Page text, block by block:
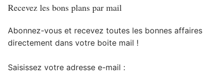
Recevez les bons plans par mail
Abonnez-vous et recevez toutes les bonnes affaires
directement dans votre boite mail !
Saisissez votre adresse e-mail :